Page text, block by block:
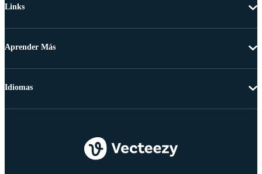
Links
Aprender Más
Idiomas